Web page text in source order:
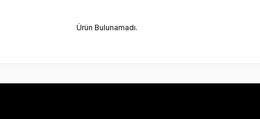
Ürün Bulunamadı.